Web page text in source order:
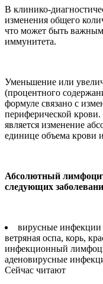
В клинико-
изменения общего
что может быть
иммунитета.
Уменьшение или
(процентного
формуле связано с
периферической
является изменение
единице объема крови
Абсолютный
следующих
вирусные
ветряная оспа, корь,
инфекционный
аденовирусные
Сейчас читают